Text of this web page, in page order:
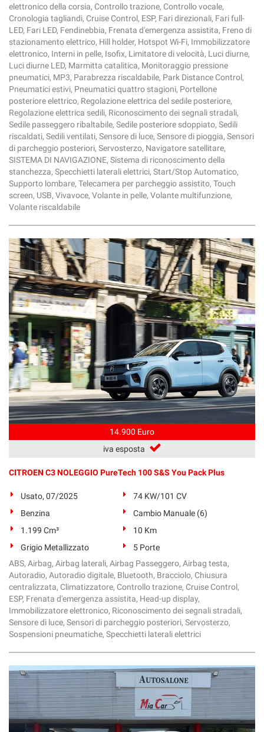
elettronico della corsia, Controllo trazione, Controllo vocale,
Cronologia tagliandi, Cruise Control, ESP, Fari direzionali, Fari full-
LED, Fari LED, Fendinebbia, Frenata d'emergenza assistita, Freno di
stazionamento elettrico, Hill holder, Hotspot Wi-Fi, Immobilizzatore
elettronico, Interni in pelle, Isofix, Limitatore di velocità, Luci diurne,
Luci diurne LED, Marmitta catalitica, Monitoraggio pressione
pneumatici, MP3, Parabrezza riscaldabile, Park Distance Control,
Pneumatici estivi, Pneumatici quattro stagioni, Portellone
posteriore elettrico, Regolazione elettrica del sedile posteriore,
Regolazione elettrica sedili, Riconoscimento dei segnali stradali,
Sedile passeggero ribaltabile, Sedile posteriore sdoppiato, Sedili
riscaldati, Sedili ventilati, Sensore di luce, Sensore di pioggia, Sensori
di parcheggio posteriori, Servosterzo, Navigatore satellitare,
SISTEMA DI NAVIGAZIONE, Sistema di riconoscimento della
stanchezza, Specchietti laterali elettrici, Start/Stop Automatico,
Supporto lombare, Telecamera per parcheggio assistito, Touch
screen, USB, Vivavoce, Volante in pelle, Volante multifunzione,
Volante riscaldabile
14.900 Euro
iva esposta
CITROEN C3 NOLEGGIO PureTech 100 S&S You Pack Plus
Usato, 07/2025
74 KW/101 CV
Benzina
Cambio Manuale (6)
1.199 Cm³
10 Km
Grigio Metallizzato
5 Porte
ABS, Airbag, Airbag laterali, Airbag Passeggero, Airbag testa,
Autoradio, Autoradio digitale, Bluetooth, Bracciolo, Chiusura
centralizzata, Climatizzatore, Controllo trazione, Cruise Control,
ESP, Frenata d'emergenza assistita, Head-up display,
Immobilizzatore elettronico, Riconoscimento dei segnali stradali,
Sensore di luce, Sensori di parcheggio posteriori, Servosterzo,
Sospensioni pneumatiche, Specchietti laterali elettrici